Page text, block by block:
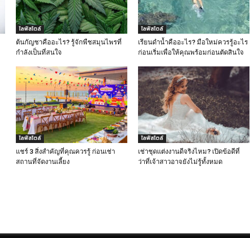
ไลฟ์สไตล์
ต้นกัญชาคืออะไร? รู้จักพืชสมุนไพรที่
กำลังเป็นที่สนใจ
ไลฟ์สไตล์
เรียนดำน้ำคืออะไร? มือใหม่ควรรู้อะไร
ก่อนเริ่มเพื่อให้คุณพร้อมก่อนตัดสินใจ
ไลฟ์สไตล์
แชร์ 3 สิ่งสำคัญที่คุณควรรู้ ก่อนเช่า
สถานที่จัดงานเลี้ยง
ไลฟ์สไตล์
เช่าชุดแต่งงานดีจริงไหม? เปิดข้อดีที่
ว่าที่เจ้าสาวอาจยังไม่รู้ทั้งหมด